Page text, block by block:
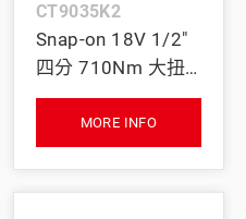
CT9035K2
Snap-on 18V 1/2"
四分 710Nm 大扭
力無刷衝擊扳手｜
雙電池+充電座 (紅)
MORE INFO